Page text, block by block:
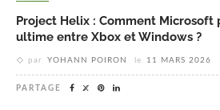
Project Helix : Comment Microsoft
ultime entre Xbox et Windows ?
par YOHANN POIRON le 11 MARS 2026
PARTAGE